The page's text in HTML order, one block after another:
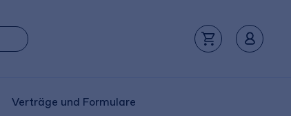
Verträge und Formulare